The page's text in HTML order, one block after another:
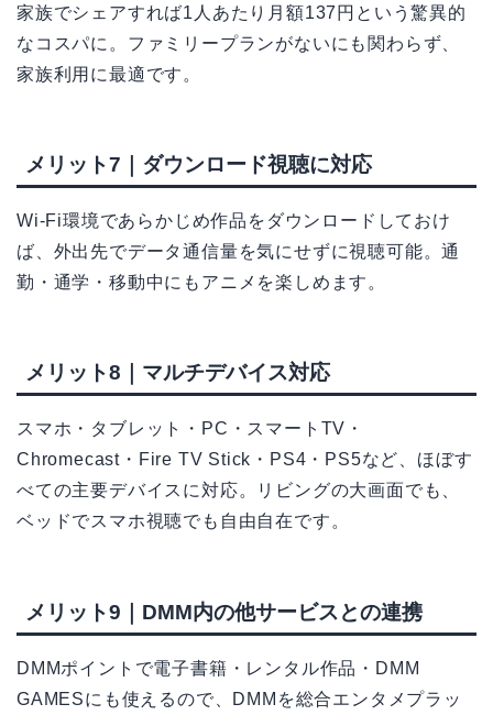
家族でシェアすれば1人あたり月額137円という驚異的
なコスパに。ファミリープランがないにも関わらず、
家族利用に最適です。
メリット7｜ダウンロード視聴に対応
Wi-Fi環境であらかじめ作品をダウンロードしておけ
ば、外出先でデータ通信量を気にせずに視聴可能。通
勤・通学・移動中にもアニメを楽しめます。
メリット8｜マルチデバイス対応
スマホ・タブレット・PC・スマートTV・
Chromecast・Fire TV Stick・PS4・PS5など、ほぼす
べての主要デバイスに対応。リビングの大画面でも、
ベッドでスマホ視聴でも自由自在です。
メリット9｜DMM内の他サービスとの連携
DMMポイントで電子書籍・レンタル作品・DMM
GAMESにも使えるので、DMMを総合エンタメプラッ